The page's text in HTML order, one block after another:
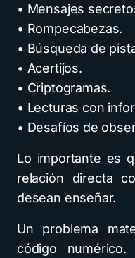
• Mensajes
• Rompecabezas.
• Búsqueda de
• Acertijos.
• Criptogramas.
• Lecturas con
• Desafíos de
Lo importante es
relación directa
desean enseñar.
Un problema
código